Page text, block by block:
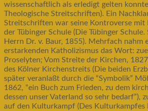
wissenschaftlich als erledigt gelten
Theologische Streitschriften). Ein
Streitschriften war seine Kontroverse mit
der Tübinger Schule (Die Tübinger Schule.
Herrn Dr. v. Baur, 1855). Mehrfach nahm
erstarkenden Katholizismus das Wort:
Proselyten; Vom Streite der Kirchen,
des Kölner Kirchenstreits (Die beiden
später veranlaßt durch die “Symbolik”
1862, “ein Buch zum Frieden, zu dem
dessen unser Vaterland so sehr bedarf”),
auf den Kulturkampf (Des Kulturkampfes